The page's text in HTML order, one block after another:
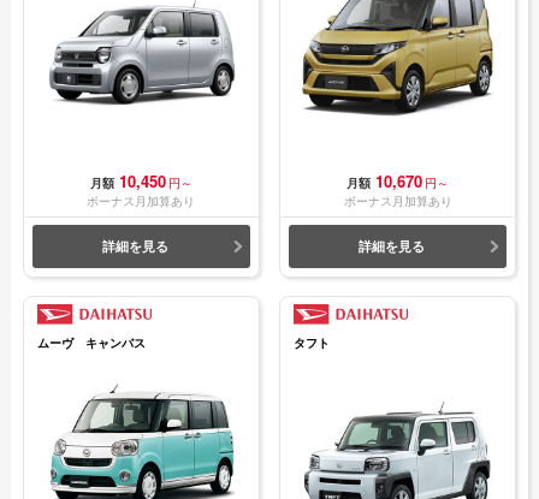
月額 10,450 円～
ボーナス月加算あり
詳細を見る
月額 10,670 円～
ボーナス月加算あり
詳細を見る
ムーヴ キャンバス タフト